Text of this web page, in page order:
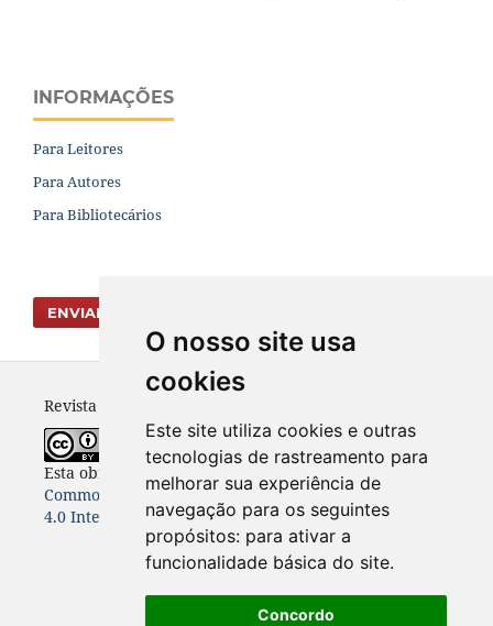
O nosso site usa
cookies
Este site utiliza cookies e outras
tecnologias de rastreamento para
melhorar sua experiência de
navegação para os seguintes
propósitos: para ativar a
funcionalidade básica do site.
Concordo
INFORMAÇÕES
Para Leitores
Para Autores
Para Bibliotecários
ENVIAR SUBMISSÃO
Revista Vernáculo - ISSN 2317-4021
Esta obra está licenciada com uma Licença Creative
Commons Atribuição-NãoComercial-CompartilhaIgual
4.0 Internacional.